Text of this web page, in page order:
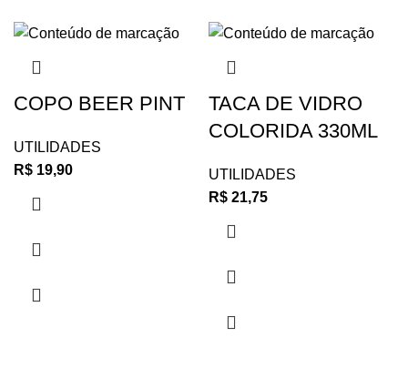
COPO BEER PINT
UTILIDADES
R$ 19,90
TACA DE VIDRO
COLORIDA 330ML
UTILIDADES
R$ 21,75